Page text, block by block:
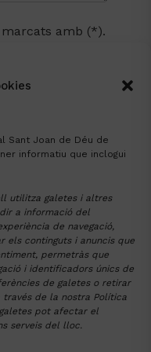
Sant Joan de Déu de
informatiu que inclogui
utilitza galetes i altres
a informació del
de navegació,
els continguts i anuncis que
permetràs que
i identificadors únics de
de galetes o retirar
de la nostra Política
pot afectar el
serveis del lloc.
amb (*).
que es
a la
93 774 20 20
ser objecte de
de dades:
o a l’Autoritat
Política de
més informació.